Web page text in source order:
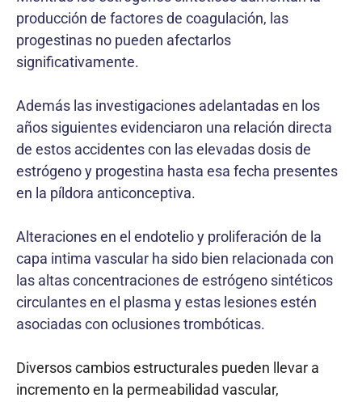
producción de factores de coagulación, las
progestinas no pueden afectarlos
significativamente.
Además las investigaciones adelantadas en los
años siguientes evidenciaron una relación directa
de estos accidentes con las elevadas dosis de
estrógeno y progestina hasta esa fecha presentes
en la píldora anticonceptiva.
Alteraciones en el endotelio y proliferación de la
capa intima vascular ha sido bien relacionada con
las altas concentraciones de estrógeno sintéticos
circulantes en el plasma y estas lesiones estén
asociadas con oclusiones trombóticas.
Diversos cambios estructurales pueden llevar a
incremento en la permeabilidad vascular,